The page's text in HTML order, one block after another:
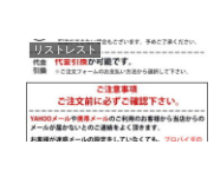
リストレスト